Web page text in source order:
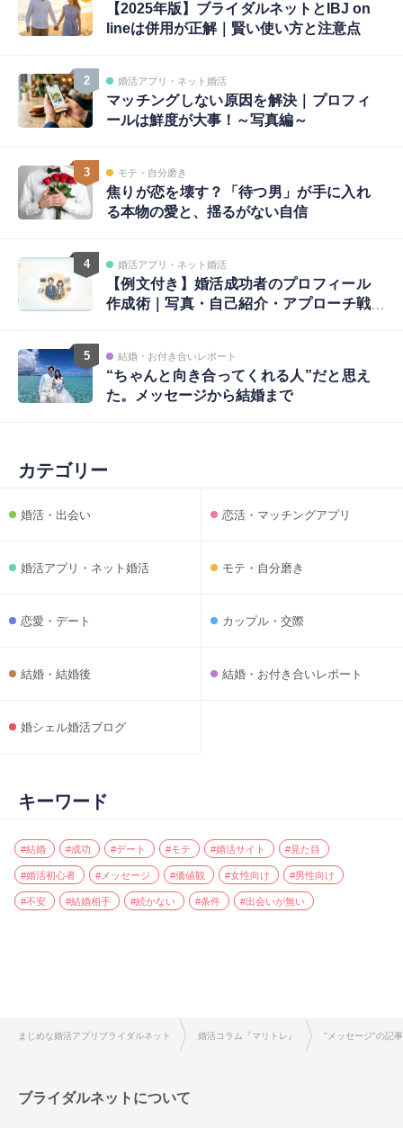
【2025年版】ブライダルネットとIBJ on
lineは併用が正解｜賢い使い方と注意点
2 婚活アプリ・ネット婚活
マッチングしない原因を解決｜プロフィ
ールは鮮度が大事！～写真編～
3 モテ・自分磨き
焦りが恋を壊す？「待つ男」が手に入れ
る本物の愛と、揺るがない自信
4 婚活アプリ・ネット婚活
【例文付き】婚活成功者のプロフィール
作成術｜写真・自己紹介・アプローチ戦
5 結婚・お付き合いレポート
“ちゃんと向き合ってくれる人”だと思え
た。メッセージから結婚まで
カテゴリー
婚活・出会い 恋活・マッチングアプリ
婚活アプリ・ネット婚活 モテ・自分磨き
恋愛・デート カップル・交際
結婚・結婚後 結婚・お付き合いレポート
婚シェル婚活ブログ
キーワード
#結婚 #成功 #デート #モテ #婚活サイト #見た目
#婚活初心者 #メッセージ #価値観 #女性向け #男性向け
#不安 #結婚相手 #続かない #条件 #出会いが無い
まじめな婚活アプリブライダルネット 婚活コラム『マリトレ』 "メッセージ"の記
ブライダルネットについて